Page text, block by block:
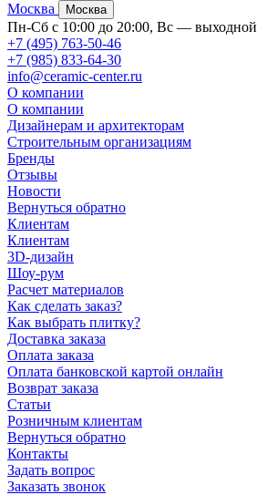
Москва
Москва
Пн-Сб с 10:00 до 20:00, Вс — выходной
+7 (495) 763-50-46
+7 (985) 833-64-30
info@ceramic-center.ru
О компании
О компании
Дизайнерам и архитекторам
Строительным организациям
Бренды
Отзывы
Новости
Вернуться обратно
Клиентам
Клиентам
3D-дизайн
Шоу-рум
Расчет материалов
Как сделать заказ?
Как выбрать плитку?
Доставка заказа
Оплата заказа
Оплата банковской картой онлайн
Возврат заказа
Статьи
Розничным клиентам
Вернуться обратно
Контакты
Задать вопрос
Заказать звонок